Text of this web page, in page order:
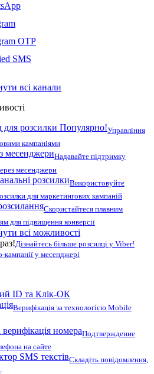
OTP
SMS
всі канали
розсилки Популярно!Управління
кампаніями
месенджериНадавайте підтримку
месенджери
розсилкиВикористовуйте
для маркетингових кампаній
Скористайтеся плавним
для підвищення конверсії
всі можливості
Дізнайтесь більше розсилці у Viber!
кампанії у месенджері
ID та Клік-ОК
Верифікація за технологією Mobile
номераПодтверждение
на сайте
SMS текстівСкладіть повідомлення,